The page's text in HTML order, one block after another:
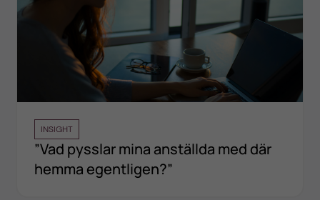
INSIGHT
”Vad pysslar mina anställda med där
hemma egentligen?”